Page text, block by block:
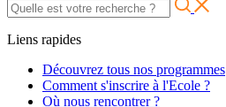
Liens rapides
Découvrez tous nos programmes
Comment s'inscrire à l'Ecole ?
Où nous rencontrer ?